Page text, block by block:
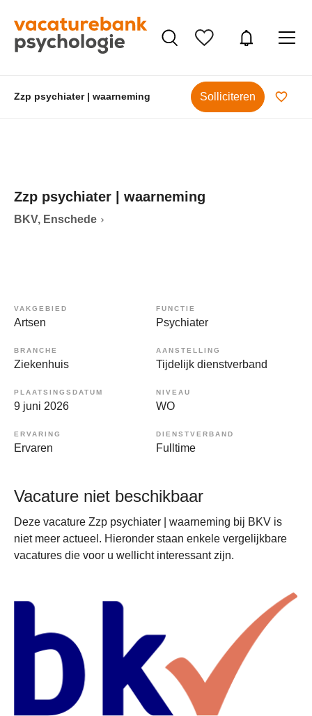
Zzp psychiater | waarneming Solliciteren
Zzp psychiater | waarneming
BKV, Enschede
VAKGEBIED
Artsen
FUNCTIE
Psychiater
BRANCHE
Ziekenhuis
AANSTELLING
Tijdelijk dienstverband
PLAATSINGSDATUM
9 juni 2026
NIVEAU
WO
ERVARING
Ervaren
DIENSTVERBAND
Fulltime
Vacature niet beschikbaar
Deze vacature Zzp psychiater | waarneming bij BKV is
niet meer actueel. Hieronder staan enkele vergelijkbare
vacatures die voor u wellicht interessant zijn.